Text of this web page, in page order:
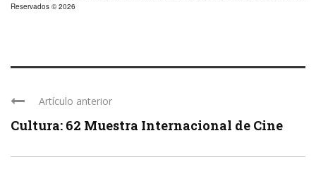
Reservados © 2026
Artículo anterior
Cultura: 62 Muestra Internacional de Cine